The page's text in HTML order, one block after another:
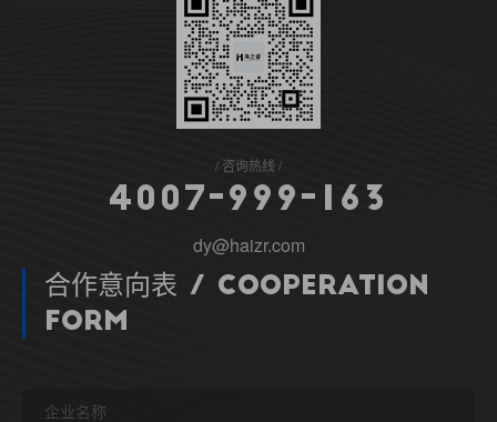
咨询热线
4 0 0 7- 9 9 9 - 6 3
dy@haizr.com
合作意向表 / Cooperation
Form